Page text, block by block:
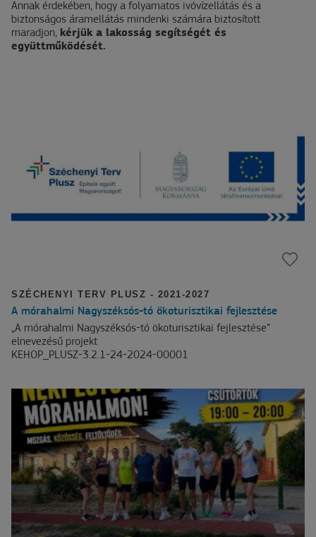
Annak érdekében, hogy a folyamatos ivóvízellátás és a
biztonságos áramellátás mindenki számára biztosított
maradjon, kérjük a lakosság segítségét és
együttműködését.
SZÉCHENYI TERV PLUSZ - 2021-2027
A mórahalmi Nagyszéksós-tó ökoturisztikai fejlesztése
„A mórahalmi Nagyszéksós-tó ökoturisztikai fejlesztése”
elnevezésű projekt
KEHOP_PLUSZ-3.2.1-24-2024-00001